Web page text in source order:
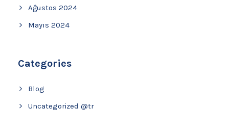
Ağustos 2024
Mayıs 2024
Categories
Blog
Uncategorized @tr